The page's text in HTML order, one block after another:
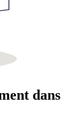
dans